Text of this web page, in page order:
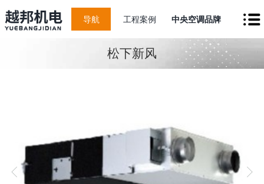
导航 工程案例 中央空调品牌
松下新风